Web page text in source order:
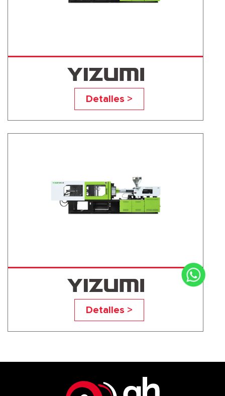
UN560A5
Detalles >
UN650A5
Detalles >